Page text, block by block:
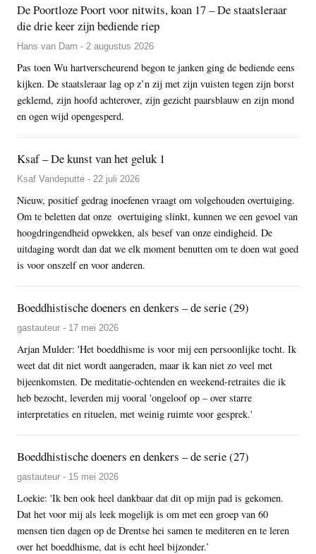
De Poortloze Poort voor nitwits, koan 17 – De staatsleraar
die drie keer zijn bediende riep
Hans van Dam - 2 augustus 2026
Pas toen Wu hartverscheurend begon te janken ging de bediende eens
kijken. De staatsleraar lag op z’n zij met zijn vuisten tegen zijn borst
geklemd, zijn hoofd achterover, zijn gezicht paarsblauw en zijn mond
en ogen wijd opengesperd.
Ksaf – De kunst van het geluk 1
Ksaf Vandeputte - 22 juli 2026
Nieuw, positief gedrag inoefenen vraagt om volgehouden overtuiging.
Om te beletten dat onze overtuiging slinkt, kunnen we een gevoel van
hoogdringendheid opwekken, als besef van onze eindigheid. De
uitdaging wordt dan dat we elk moment benutten om te doen wat goed
is voor onszelf en voor anderen.
Boeddhistische doeners en denkers – de serie (29)
gastauteur - 17 mei 2026
Arjan Mulder: 'Het boeddhisme is voor mij een persoonlijke tocht. Ik
weet dat dit niet wordt aangeraden, maar ik kan niet zo veel met
bijeenkomsten. De meditatie-ochtenden en weekend-retraites die ik
heb bezocht, leverden mij vooral 'ongeloof op – over starre
interpretaties en rituelen, met weinig ruimte voor gesprek.'
Boeddhistische doeners en denkers – de serie (27)
gastauteur - 15 mei 2026
Loekie: 'Ik ben ook heel dankbaar dat dit op mijn pad is gekomen.
Dat het voor mij als leek mogelijk is om met een groep van 60
mensen tien dagen op de Drentse hei samen te mediteren en te leren
over het boeddhisme, dat is echt heel bijzonder.’